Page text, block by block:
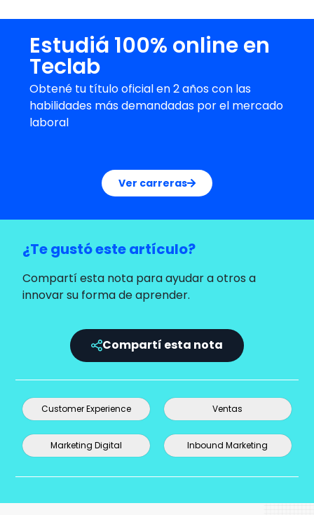
Estudiá 100% online en
Teclab
Obtené tu título oficial en 2 años con las
habilidades más demandadas por el mercado
laboral
Ver carreras
¿Te gustó este artículo?
Compartí esta nota para ayudar a otros a
innovar su forma de aprender.
Compartí esta nota
Customer Experience Ventas
Marketing Digital Inbound Marketing